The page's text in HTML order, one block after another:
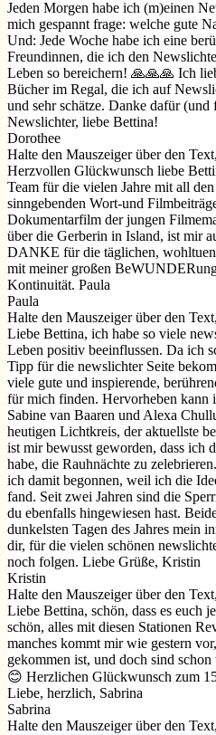
Jeden Morgen habe ich (m)einen
mich gespannt frage: welche gute
Und: Jede Woche habe ich eine
Freundinnen, die ich den
Leben so bereichern! 🙏🙏🙏 Ich
Bücher im Regal, die ich auf
und sehr schätze. Danke dafür
Newslichter, liebe Bettina!
Dorothee
Halte den Mauszeiger über den
Herzvollen Glückwunsch liebe
Team für die vielen Jahre mit all
sinngebenden Wort-und
Dokumentarfilm der jungen
über die Gerberin in Island, ist mir
DANKE für die täglichen,
mit meiner großen
Kontinuität. Paula
Paula
Halte den Mauszeiger über den
Liebe Bettina, ich habe so viele
Leben positiv beeinflussen. Da ich
Tipp für die newslichter Seite
viele gute und inspierende,
für mich finden. Hervorheben kann
Sabine van Baaren und Alexa
heutigen Lichtkreis, der aktuellste
ist mir bewusst geworden, dass ich
habe, die Rauhnächte zu
ich damit begonnen, weil ich die
fand. Seit zwei Jahren sind die
du ebenfalls hingewiesen hast.
dunkelsten Tagen des Jahres mein
dir, für die vielen schönen
noch folgen. Liebe Grüße, Kristin
Kristin
Halte den Mauszeiger über den
Liebe Bettina, schön, dass es euch
schön, alles mit diesen Stationen
manches kommt mir wie gestern
gekommen ist, und doch sind
😊 Herzlichen Glückwunsch zum
Liebe, herzlich, Sabrina
Sabrina
Halte den Mauszeiger über den